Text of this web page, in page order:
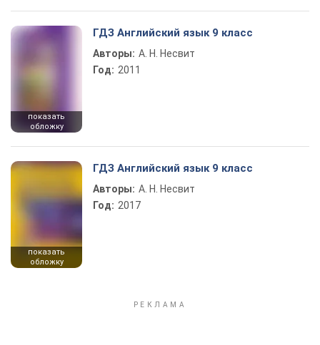
показать
обложку
ГДЗ Английский язык 9 класс
Авторы: А. Н. Несвит
Год: 2011
показать
обложку
ГДЗ Английский язык 9 класс
Авторы: А. Н. Несвит
Год: 2017